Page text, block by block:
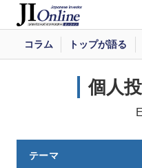
コラム トップが語る
個人
テーマ